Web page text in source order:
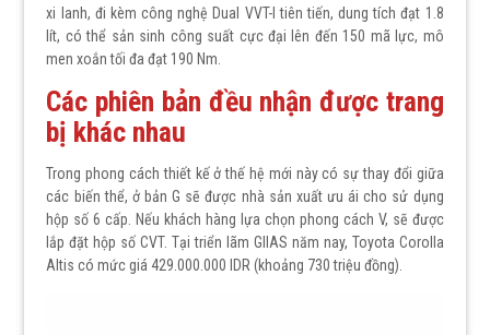
xi lanh, đi kèm công nghệ Dual VVT-I tiên tiến, dung tích đạt 1.8
lít, có thể sản sinh công suất cực đại lên đến 150 mã lực, mô
men xoắn tối đa đạt 190 Nm.
Các phiên bản đều nhận được trang
bị khác nhau
Trong phong cách thiết kế ở thế hệ mới này có sự thay đổi giữa
các biến thể, ở bản G sẽ được nhà sản xuất ưu ái cho sử dụng
hộp số 6 cấp. Nếu khách hàng lựa chọn phong cách V, sẽ được
lắp đặt hộp số CVT. Tại triển lãm GIIAS năm nay, Toyota Corolla
Altis có mức giá 429.000.000 IDR (khoảng 730 triệu đồng).